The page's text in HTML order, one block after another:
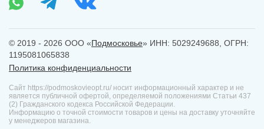
© 2019 - 2026 ООО «Подмосковье» ИНН: 5029249688, ОГРН:
1195081065838
Политика конфиденциальности
Сайт https://podmoskovieopt.ru/ носит информационный характер и не
является публичной офертой, определяемой положениями Статьи 437
(2) Гражданского кодекса Российской Федерации.
Информацию о точной стоимости товаров и цены на доставку уточняйте
у менеджеров магазина.